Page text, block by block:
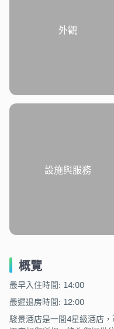
外觀
設施與服務
概覽
最早入住時間: 14:00
最遲退房時間: 12:00
駿景酒店是一間4星級酒店